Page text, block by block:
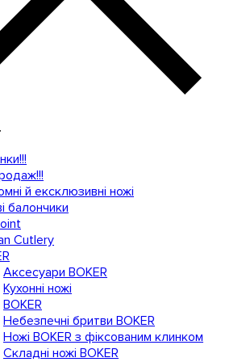
й ексклюзивні ножі
балончики
Cutlery
Аксесуари BOKER
Кухонні ножі
BOKER
Небезпечні бритви BOKER
Ножі BOKER з фіксованим клинком
Складні ножі BOKER